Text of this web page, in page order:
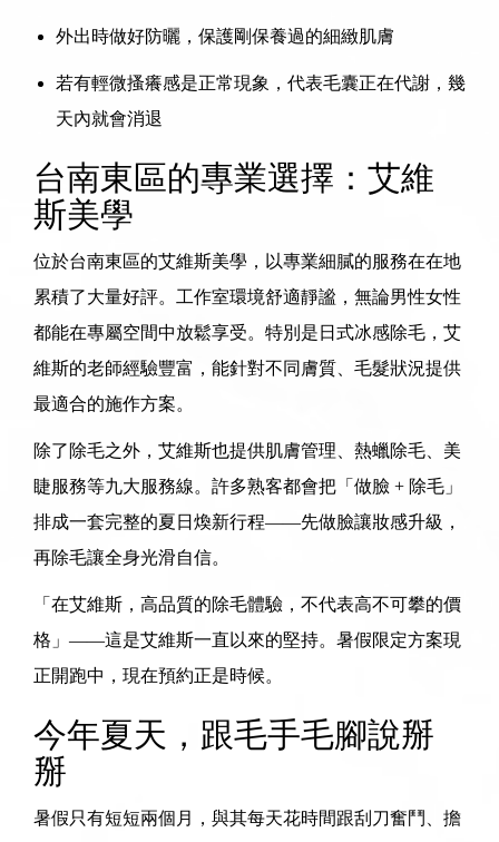
外出時做好防曬，保護剛保養過的細緻肌膚
若有輕微搔癢感是正常現象，代表毛囊正在代謝，幾
天內就會消退
台南東區的專業選擇：艾維
斯美學
位於台南東區的艾維斯美學 ，以專業細膩的服務在在地
累積了大量好評。工作室環境舒適靜謐，無論男性女性
都能在專屬空間中放鬆享受。特別是 日式冰感除毛 ，艾
維斯的老師經驗豐富，能針對不同膚質、毛髮狀況提供
最適合的施作方案。
除了除毛之外，艾維斯也提供肌膚管理 熱蠟除毛
美
睫服務等九大服務線。許多熟客都會把「做臉 + 除毛」
排成一套完整的夏日煥新行程——先做臉讓妝感升級，
再除毛讓全身光滑自信。
「在艾維斯，高品質的除毛體驗，不代表高不可攀的價
格」——這是艾維斯一直以來的堅持。暑假限定方案現
正開跑中，現在預約正是時候。
今年夏天，跟毛手毛腳說掰
掰
暑假只有短短兩個月，與其每天花時間跟刮刀奮鬥、擔